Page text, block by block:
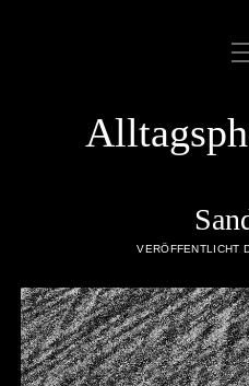
VERÖFFENTLICHT